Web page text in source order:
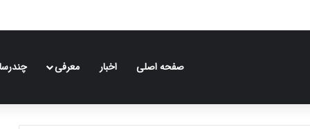
صفحه اصلی اخبار معرفی